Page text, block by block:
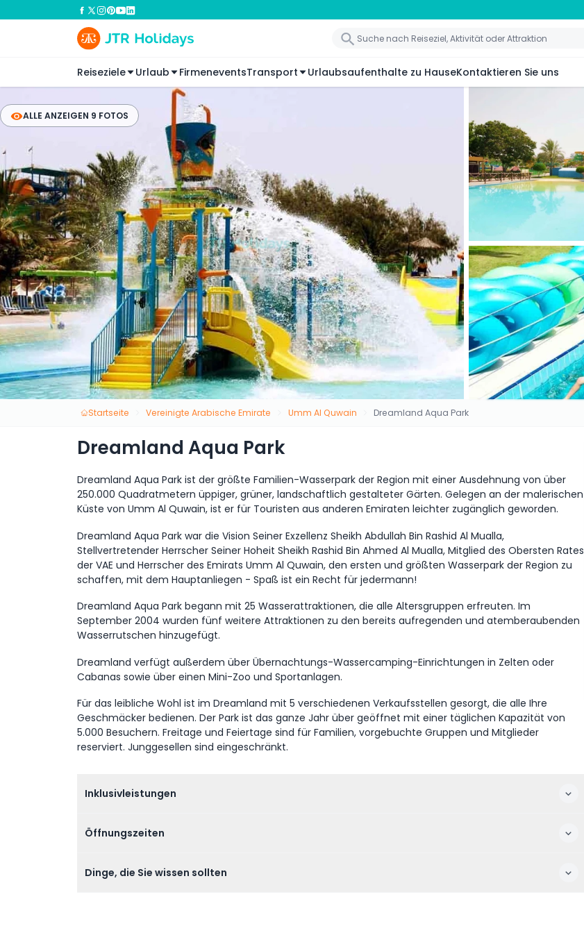
Reiseziele Urlaub FirmeneventsTransport Urlaubsaufenthalte zu HauseKontaktieren Sie uns
ALLE ANZEIGEN 9 FOTOS
Startseite Vereinigte Arabische Emirate Umm Al Quwain Dreamland Aqua Park
Dreamland Aqua Park
Dreamland Aqua Park ist der größte Familien-Wasserpark der Region mit einer Ausdehnung von über
250.000 Quadratmetern üppiger, grüner, landschaftlich gestalteter Gärten. Gelegen an der malerischen
Küste von Umm Al Quwain, ist er für Touristen aus anderen Emiraten leichter zugänglich geworden.
Dreamland Aqua Park war die Vision Seiner Exzellenz Sheikh Abdullah Bin Rashid Al Mualla,
Stellvertretender Herrscher Seiner Hoheit Sheikh Rashid Bin Ahmed Al Mualla, Mitglied des Obersten Rates
der VAE und Herrscher des Emirats Umm Al Quwain, den ersten und größten Wasserpark der Region zu
schaffen, mit dem Hauptanliegen - Spaß ist ein Recht für jedermann!
Dreamland Aqua Park begann mit 25 Wasserattraktionen, die alle Altersgruppen erfreuten. Im
September 2004 wurden fünf weitere Attraktionen zu den bereits aufregenden und atemberaubenden
Wasserrutschen hinzugefügt.
Dreamland verfügt außerdem über Übernachtungs-Wassercamping-Einrichtungen in Zelten oder
Cabanas sowie über einen Mini-Zoo und Sportanlagen.
Für das leibliche Wohl ist im Dreamland mit 5 verschiedenen Verkaufsstellen gesorgt, die alle Ihre
Geschmäcker bedienen. Der Park ist das ganze Jahr über geöffnet mit einer täglichen Kapazität von
5.000 Besuchern. Freitage und Feiertage sind für Familien, vorgebuchte Gruppen und Mitglieder
reserviert. Junggesellen sind eingeschränkt.
Inklusivleistungen
Öffnungszeiten
Dinge, die Sie wissen sollten